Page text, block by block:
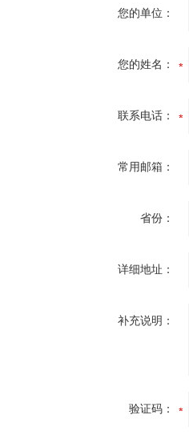
您的单位：
您的姓名：
联系电话：
常用邮箱：
省份：
详细地址：
补充说明：
验证码：